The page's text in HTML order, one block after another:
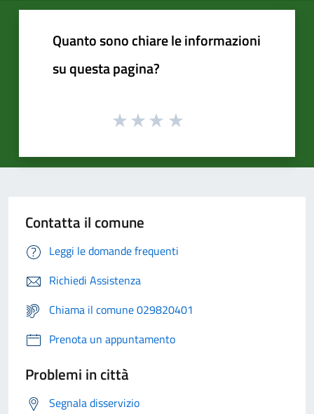
Quanto sono chiare le informazioni
su questa pagina?
Contatta il comune
Leggi le domande frequenti
Richiedi Assistenza
Chiama il comune 029820401
Prenota un appuntamento
Problemi in città
Segnala disservizio